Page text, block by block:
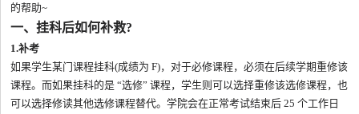
的帮助~
一、挂科后如何补救?
1.补考
如果学生某门课程挂科(成绩为 F)，对于必修课程，必须在后续学期重修该
课程。而如果挂科的是 “选修” 课程，学生则可以选择重修该选修课程，也
可以选择修读其他选修课程替代。学院会在正常考试结束后 25 个工作日